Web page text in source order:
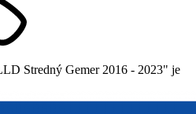
Stredný Gemer 2016 - 2023" je